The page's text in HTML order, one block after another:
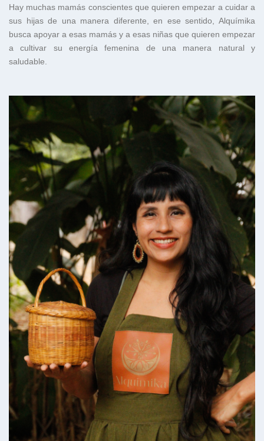
Hay muchas mamás conscientes que quieren empezar a cuidar a
sus hijas de una manera diferente, en ese sentido, Alquímika
busca apoyar a esas mamás y a esas niñas que quieren empezar
a cultivar su energía femenina de una manera natural y
saludable.